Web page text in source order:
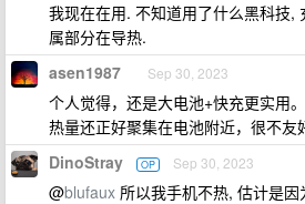
我现在在用. 不知道用了什么黑科技,
属部分在导热.
asen1987 Sep 30, 2023
个人觉得，还是大电池+快充更实用
热量还正好聚集在电池附近，很不友
DinoStray OP Sep 30, 2023
@blufaux 所以我手机不热, 估计是